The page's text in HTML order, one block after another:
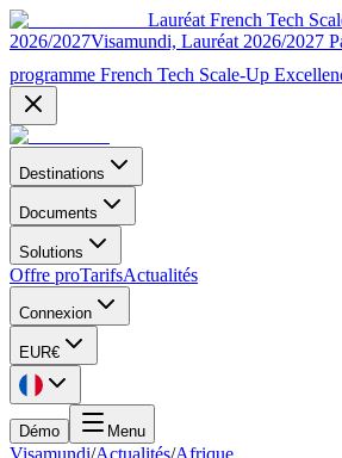
Lauréat French Tech
2026/2027Visamundi, Lauréat 2026/2027
programme French Tech Scale-Up
Destinations
Documents
Solutions
Offre proTarifsActualités
Connexion
EUR€
Démo Menu
Visamundi/Actualités/Afrique